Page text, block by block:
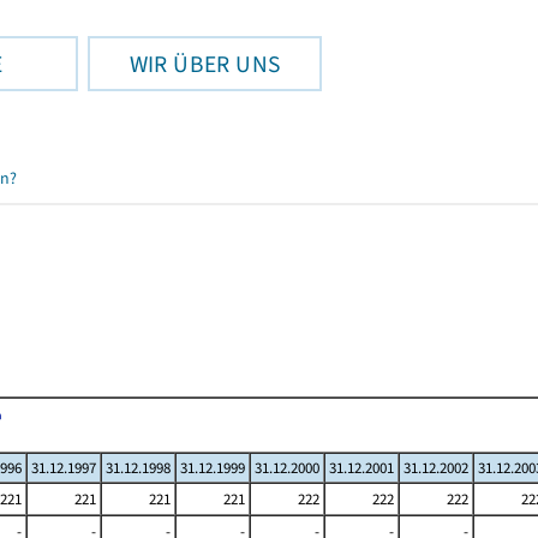
WIR ÜBER UNS
31.12.1997 31.12.1998 31.12.1999 31.12.2000 31.12.2001 31.12.2002
221 221 221 221 222 222 222
- - - - - -
-